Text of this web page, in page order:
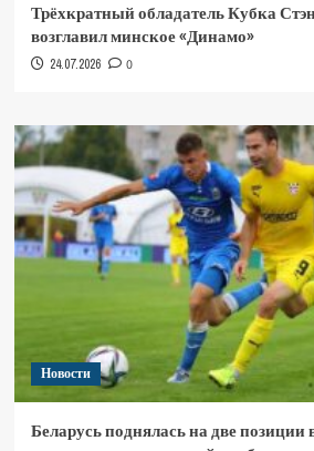
Трёхкратный обладатель Кубка
возглавил минское «Динамо»
24.07.2026 0
Новости
Беларусь поднялась на две